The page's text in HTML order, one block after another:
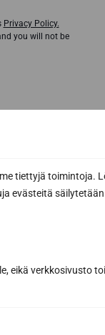
tiettyjä toimintoja.
evästeitä säilytetään
eikä verkkosivusto
Privacy Policy.
you will not be